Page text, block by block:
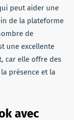
peut aider une
de la plateforme
de
une excellente
car elle offre des
présence et la
avec